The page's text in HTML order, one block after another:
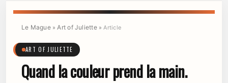
Le Mague»Art of Juliette »Article
ART OF JULIETTE
Quand la couleur prend la main.